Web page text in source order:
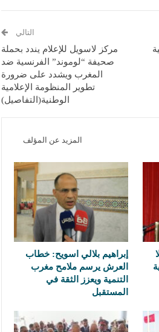
التالي
مركز لاسويل للإعلام يندد بحملة
صحيفة “لوموند” الفرنسية ضد
المغرب ويشدد على ضرورة
تطوير المنظومة الإعلامية
الوطنية(التفاصيل)
المزيد عن المؤلف
إبراهيم بلالي اسويح: خطاب
العرش يرسم ملامح مغرب
التنمية ويعزز الثقة في
المستقبل